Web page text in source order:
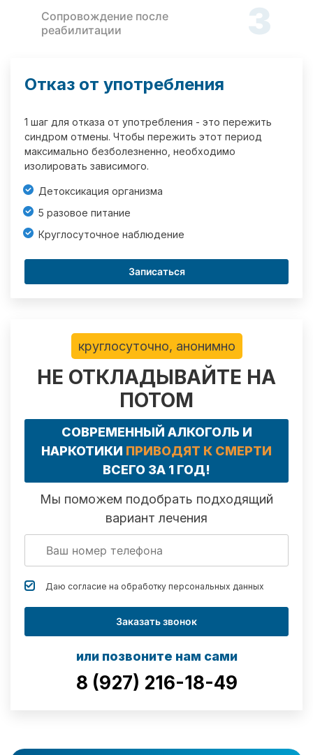
Сопровождение после
реабилитации
3
Отказ от употребления
1 шаг для отказа от употребления - это пережить
синдром отмены. Чтобы пережить этот период
максимально безболезненно, необходимо
изолировать зависимого.
Детоксикация организма
5 разовое питание
Круглосуточное наблюдение
Записаться
круглосуточно, анонимно
НЕ ОТКЛАДЫВАЙТЕ НА
ПОТОМ
СОВРЕМЕННЫЙ АЛКОГОЛЬ И
НАРКОТИКИ ПРИВОДЯТ К СМЕРТИ
ВСЕГО ЗА 1 ГОД!
Мы поможем подобрать подходящий
вариант лечения
Даю согласие на обработку персональных данных
Заказать звонок
или позвоните нам сами
8 (927) 216-18-49